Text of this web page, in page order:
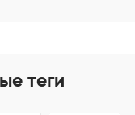
теги